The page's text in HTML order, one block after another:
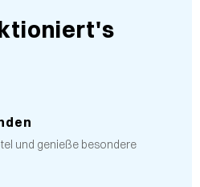
und genieße besondere